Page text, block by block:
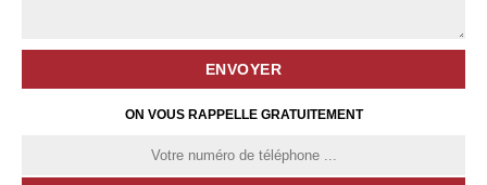
ON VOUS RAPPELLE GRATUITEMENT